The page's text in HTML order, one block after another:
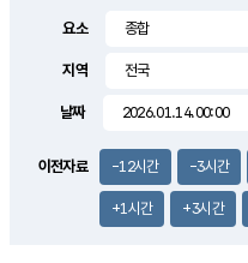
2.6m/s
요소
지역
날짜
이전자료 -12시간 -3시간
+1시간 +3시간